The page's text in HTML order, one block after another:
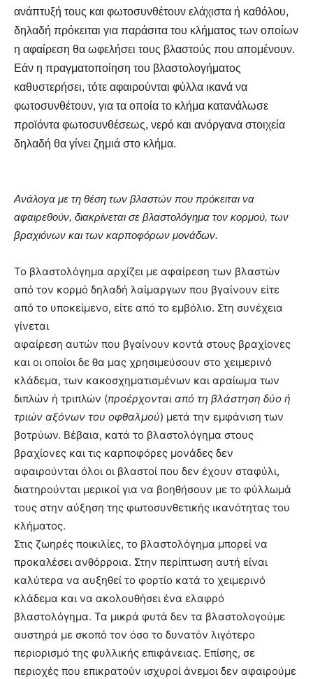
ανάπτυξή τους και φωτοσυνθέτουν ελάχιστα ή καθόλου,
δηλαδή πρόκειται για παράσιτα του κλήματος των οποίων
η αφαίρεση θα ωφελήσει τους βλαστούς που απομένουν.
Εάν η πραγματοποίηση του βλαστολογήματος
καθυστερήσει, τότε αφαιρούνται φύλλα ικανά να
φωτοσυνθέτουν, για τα οποία το κλήμα κατανάλωσε
προϊόντα φωτοσυνθέσεως, νερό και ανόργανα στοιχεία
δηλαδή θα γίνει ζημιά στο κλήμα.
Ανάλογα με τη θέση των βλαστών που πρόκειται να
αφαιρεθούν, διακρίνεται σε βλαστολόγημα τον κορμού, των
βραχιόνων και των καρποφόρων μονάδων.
Το βλαστολόγημα αρχίζει με αφαίρεση των βλαστών
από τον κορμό δηλαδή λαίμαργων που βγαίνουν είτε
από το υποκείμενο, είτε από το εμβόλιο. Στη συνέχεια
γίνεται
αφαίρεση αυτών που βγαίνουν κοντά στους βραχίονες
και οι οποίοι δε θα μας χρησιμεύσουν στο χειμερινό
κλάδεμα, των κακοσχηματισμένων και αραίωμα των
διπλών ή τριπλών (προέρχονται από τη βλάστηση δύο ή
τριών αξόνων του οφθαλμού) μετά την εμφάνιση των
βοτρύων. Βέβαια, κατά το βλαστολόγημα στους
βραχίονες και τις καρποφόρες μονάδες δεν
αφαιρούνται όλοι οι βλαστοί που δεν έχουν σταφύλι,
διατηρούνται μερικοί για να βοηθήσουν με το φύλλωμά
τους στην αύξηση της φωτοσυνθετικής ικανότητας του
κλήματος.
Στις ζωηρές ποικιλίες, το βλαστολόγημα μπορεί να
προκαλέσει ανθόρροια. Στην περίπτωση αυτή είναι
καλύτερα να αυξηθεί το φορτίο κατά το χειμερινό
κλάδεμα και να ακολουθήσει ένα ελαφρό
βλαστολόγημα. Τα μικρά φυτά δεν τα βλαστολογούμε
αυστηρά με σκοπό τον όσο το δυνατόν λιγότερο
περιορισμό της φυλλικής επιφάνειας. Επίσης, σε
περιοχές που επικρατούν ισχυροί άνεμοι δεν αφαιρούμε